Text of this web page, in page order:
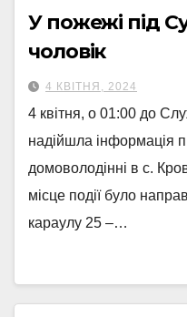
У пожежі під
чоловік
4 КВІТНЯ, 2024
4 квітня, о 01:00 до
надійшла інформація
домоволодінні в с.
місце події було
караулу 25 –…